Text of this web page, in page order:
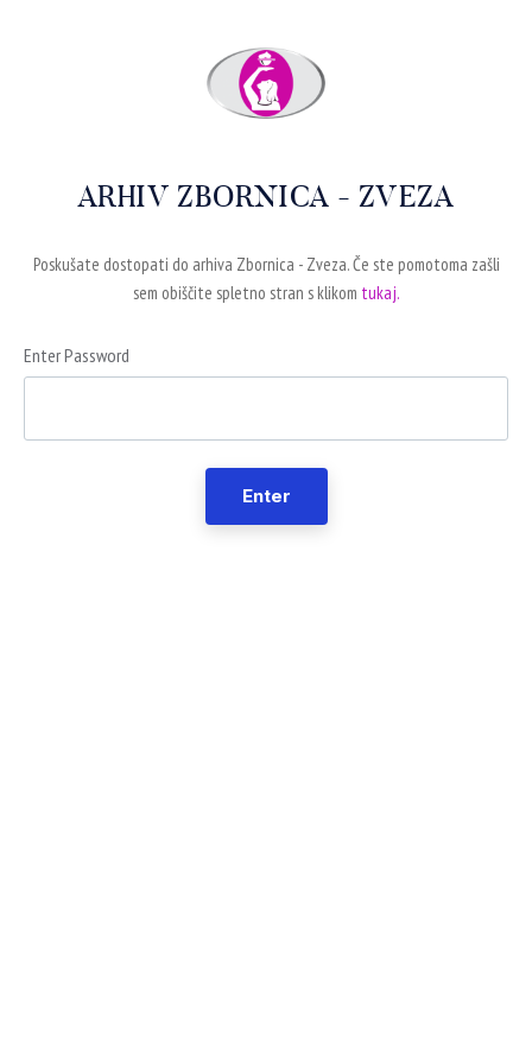
ARHIV ZBORNICA - ZVEZA
Poskušate dostopati do arhiva Zbornica - Zveza. Če ste pomotoma zašli
sem obiščite spletno stran s klikom tukaj.
Enter Password
Enter